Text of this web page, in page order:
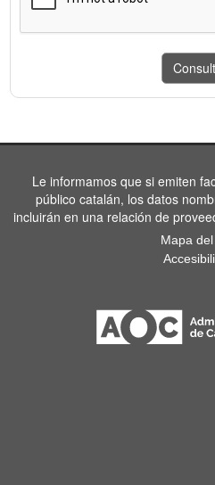
Le informamos que si emiten
público catalán, los datos
incluirán en una relación de
Mapa